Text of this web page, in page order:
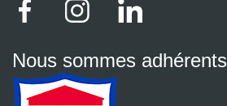
Nous sommes adhérents